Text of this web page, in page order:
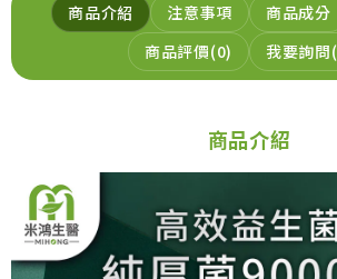
商品介紹 注意事項 商品成分
商品評價 0 我要詢問
商品介紹